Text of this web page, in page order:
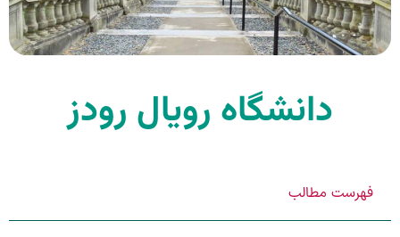
دانشگاه رویال رودز
فهرست مطالب